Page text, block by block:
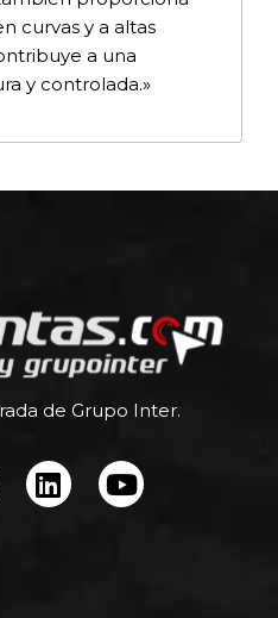
curvas y a altas
a una
y controlada.»
de Grupo Inter.